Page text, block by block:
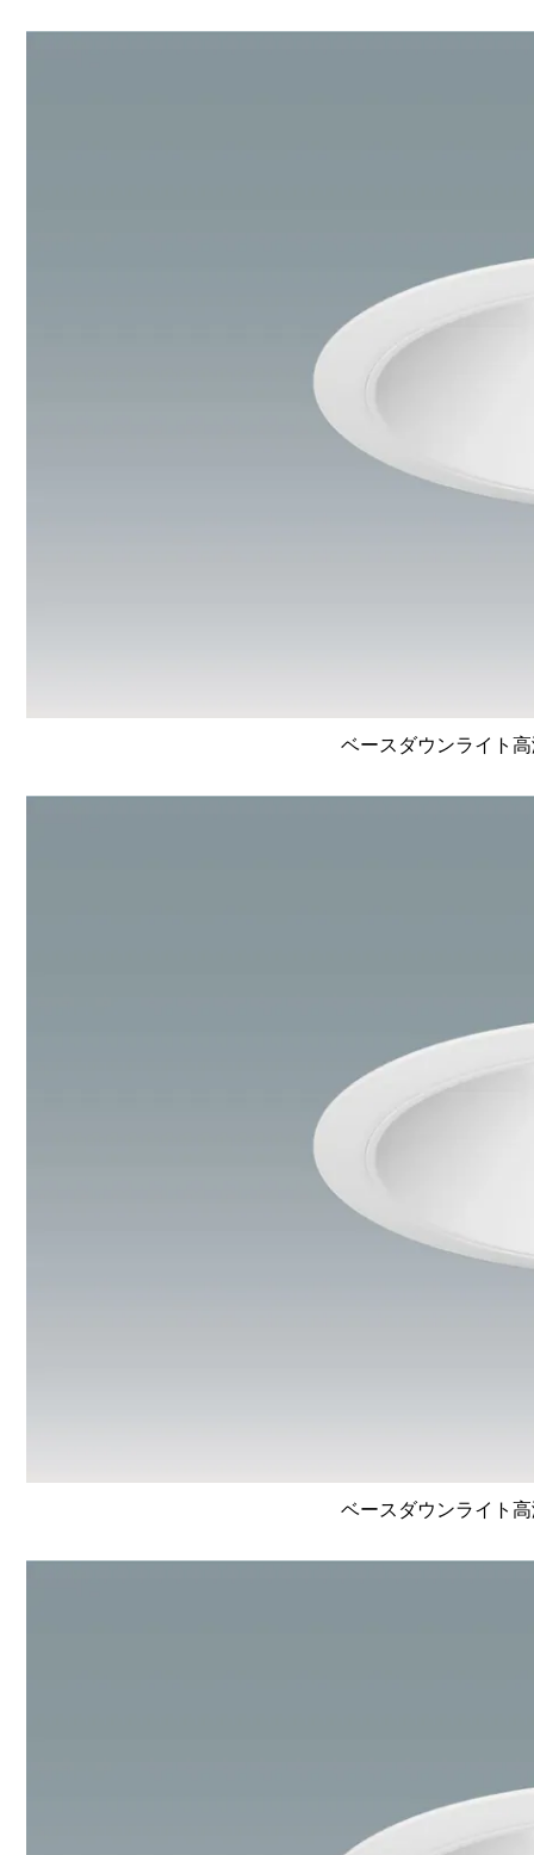
ベースダウンライト
ベースダウンライト